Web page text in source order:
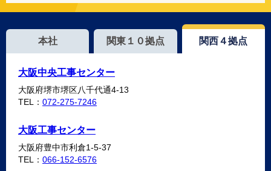
本社 関東１０拠点 関西４拠点
大阪中央工事センター
大阪府堺市堺区八千代通4-13
TEL： 072-275-7246
大阪工事センター
大阪府豊中市利倉1-5-37
TEL： 066-152-6576